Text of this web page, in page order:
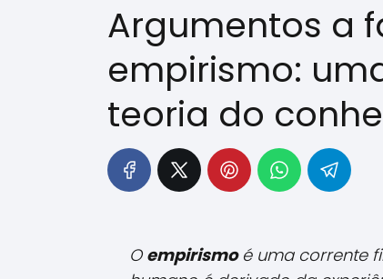
Argumentos a
empirismo:
teoria do
O empirismoé uma corrente